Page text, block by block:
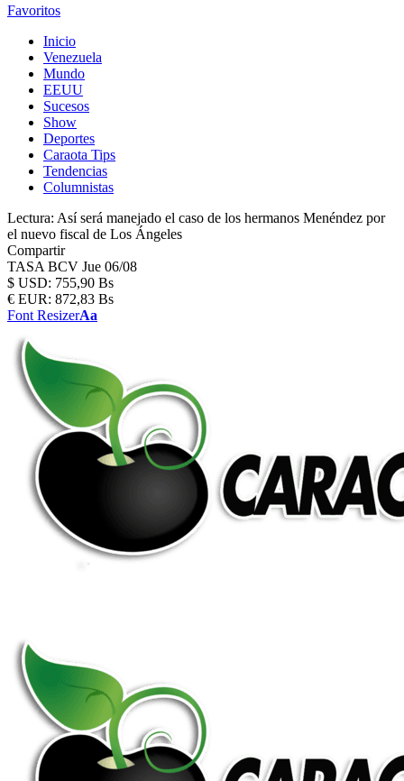
Favoritos
Inicio
Venezuela
Mundo
EEUU
Sucesos
Show
Deportes
Caraota Tips
Tendencias
Columnistas
Lectura: Así será manejado el caso de los hermanos Menéndez por
el nuevo fiscal de Los Ángeles
Compartir
TASA BCV Jue 06/08
$ USD: 755,90 Bs
€ EUR: 872,83 Bs
Font ResizerAa